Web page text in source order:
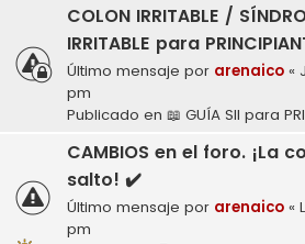
COLON IRRITABLE /
IRRITABLE para
Último mensaje por arenaico «
pm
Publicado en 📖 GUÍA SII para
CAMBIOS en el foro. ¡La
salto! ✔️
Último mensaje por arenaico «
pm